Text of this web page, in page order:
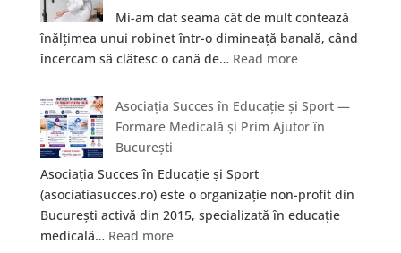
din
Cluj?
de
baie
cu
limitator
de
debit
cum
te
ajută?
Mi-am dat seama cât de mult contează
înălțimea unui robinet într-o dimineață banală, când
încercam să clătesc o cană de… Read more:
câștigi,
de
baterie
de
Asociația Succes în Educație și Sport —
Formare Medicală și Prim Ajutor în
București
Asociația Succes în Educație și Sport
(asociatiasucces.ro) este o organizație non-profit din
București activă din 2015, specializată în educație
medicală… Read more: